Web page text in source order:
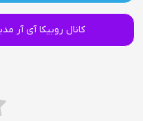
کانال روبیکا آی آر